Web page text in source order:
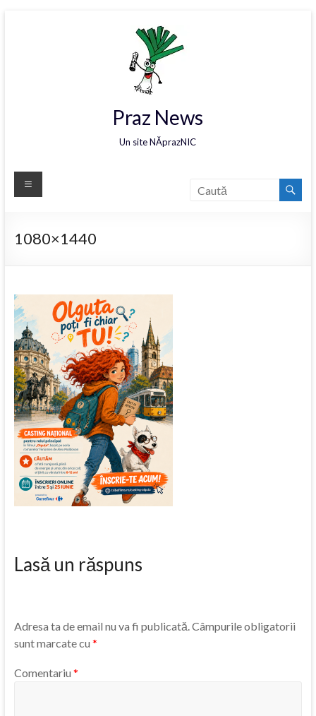
Praz News
Un site NĂprazNIC
1080×1440
Lasă un răspuns
Adresa ta de email nu va fi publicată.Câmpurile obligatorii
sunt marcate cu *
Comentariu *